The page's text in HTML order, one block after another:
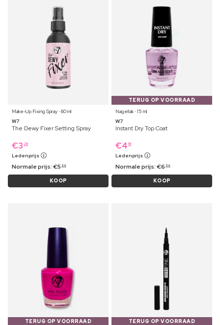
Make-Up Fixing Spray ⋅ 60 ml
W7
The Dewy Fixer Setting Spray
€3 29
Ledenprijs
Normale prijs:€5 99
KOOP
TERUG OP VOORRAAD
Nagellak ⋅ 15 ml
W7
Instant Dry Top Coat
€4 19
Ledenprijs
Normale prijs:€6 99
KOOP
TERUG OP VOORRAAD
TERUG OP VOORRAAD